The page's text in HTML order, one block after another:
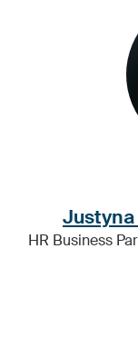
HR Business